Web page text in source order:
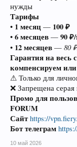
нужды
Тарифы
• 1 месяц — 100 ₽
• 6 месяцев — 90
• 12 месяцев — 80
Гарантия на весь
компенсируем
⚠ Только для
❌ Запрещена серая
Промо для
FORUM
Сайт https://
Бот телеграм
10 май 2026